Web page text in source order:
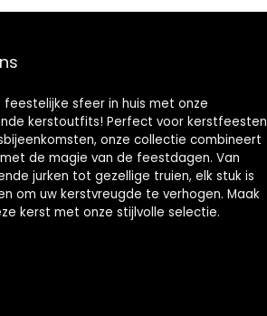
Vlinderdas +
feestelijke sfeer in huis met onze
kerstoutfits! Perfect voor kerstfeesten
onze collectie combineert
de magie van de feestdagen. Van
jurken tot gezellige truien, elk stuk is
om uw kerstvreugde te verhogen. Maak
kerst met onze stijlvolle selectie.